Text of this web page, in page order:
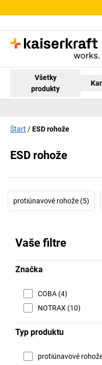
Všetky
produkty
Štart ESD rohože
ESD rohože
protiúnavové rohože (5)
Vaše filtre
Značka
COBA (4)
NOTRAX (10)
Typ produktu
protiúnavové